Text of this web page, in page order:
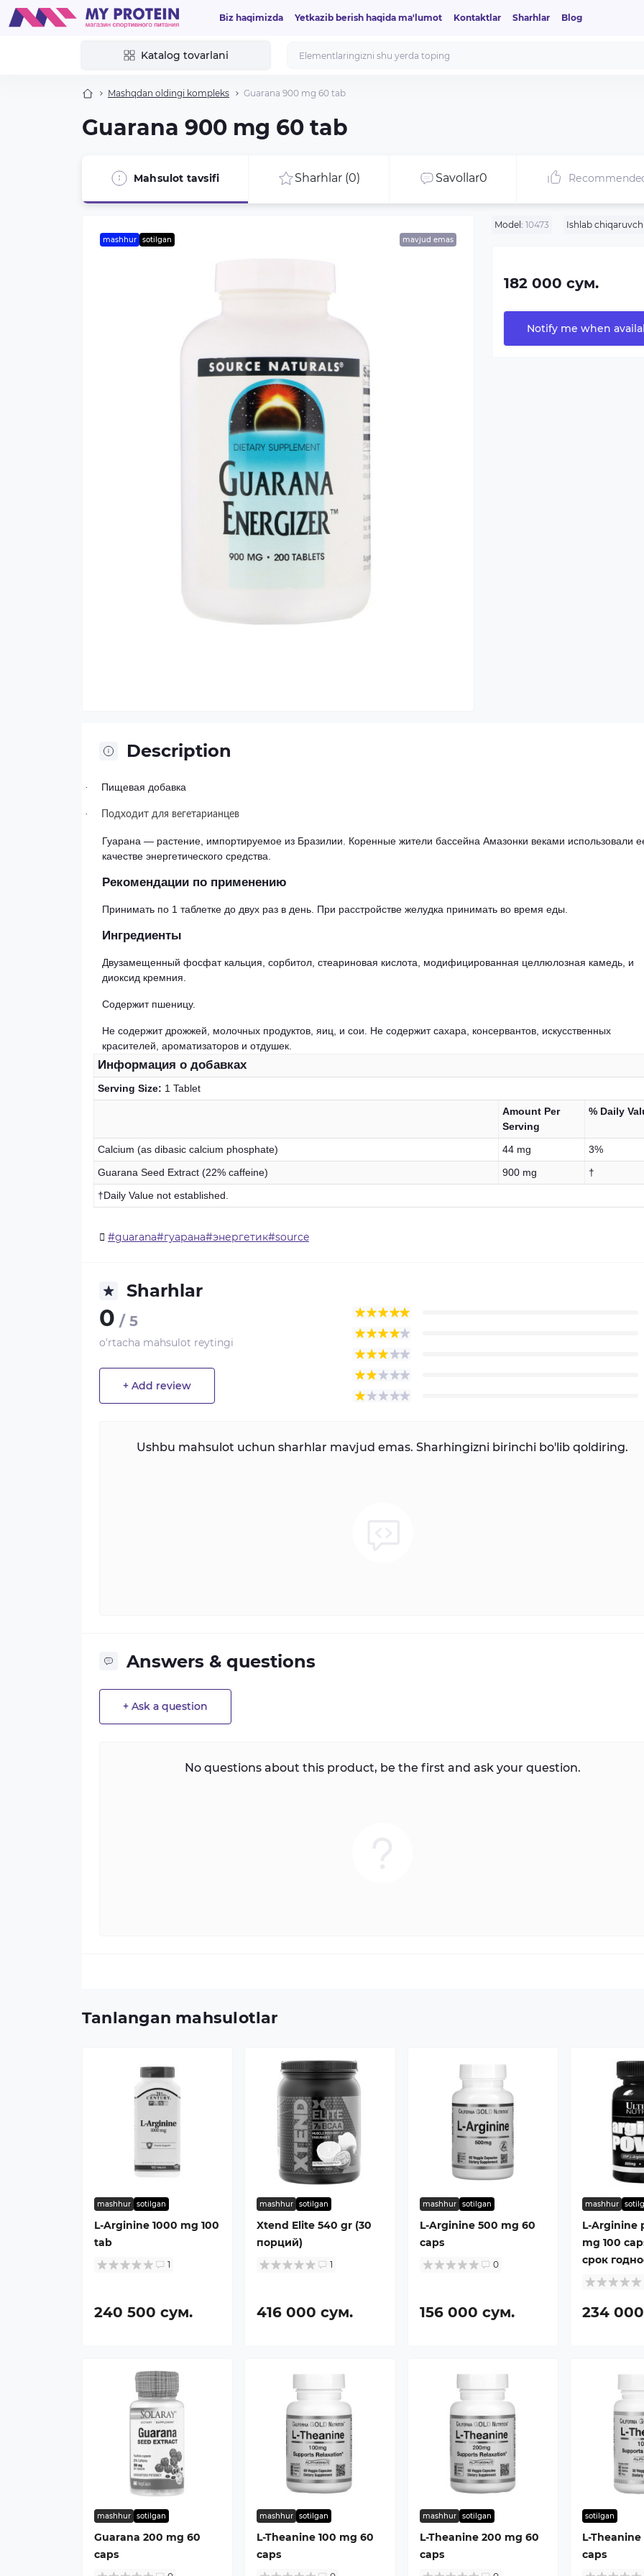
Biz haqimizda Yetkazib berish haqida ma'lumot Kontaktlar Sharhlar Blog
Katalog tovarlani
Mashqdan oldingi kompleks Guarana 900 mg 60 tab
Guarana 900 mg 60 tab
Mahsulot tavsifi Sharhlar (0) Savollar0
mashhur sotilgan mavjud emas
Model: 10473 Ishlab
182 000 сум.
Notify me when
Description
· Пищевая добавка
· Подходит для вегетарианцев
Гуарана — растение, импортируемое из Бразилии. Коренные жители бассейна Амазонки веками использовали
качестве энергетического средства.
Рекомендации по применению
Принимать по 1 таблетке до двух раз в день. При расстройстве желудка принимать во время еды.
Ингредиенты
Двузамещенный фосфат кальция, сорбитол, стеариновая кислота, модифицированная целлюлозная камедь, и
диоксид кремния.
Содержит пшеницу.
Не содержит дрожжей, молочных продуктов, яиц, и сои. Не содержит сахара, консервантов, искусственных
красителей, ароматизаторов и отдушек.
Информация о добавках
Serving Size: 1 Tablet
Amount Per
Serving
% Daily
Calcium (as dibasic calcium phosphate) 44 mg
3%
Guarana Seed Extract (22% caffeine)
900 mg
†
†Daily Value not established.
#guarana#гуарана#энергетик#source
Sharhlar
0 / 5
o'rtacha mahsulot reytingi
+ Add review
Ushbu mahsulot uchun sharhlar mavjud emas. Sharhingizni birinchi bo'lib qoldiring.
Answers & questions
+ Ask a question
No questions about this product, be the first and ask your question.
Tanlangan mahsulotlar
mashhur sotilgan
L-Arginine 1000 mg 100
tab
1
240 500 сум.
mashhur sotilgan
Xtend Elite 540 gr (30
порций)
1
416 000 сум.
mashhur sotilgan
L-Arginine 500 mg 60
caps
0
156 000 сум.
mashhur
L-Arginine
mg 100
срок
234
mashhur sotilgan
Guarana 200 mg 60
caps
mashhur sotilgan
L-Theanine 100 mg 60
caps
mashhur sotilgan
L-Theanine 200 mg 60
caps
sotilgan
L-
caps